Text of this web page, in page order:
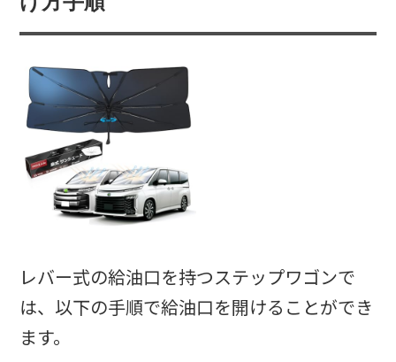
レバー式の給油口を持つステップワゴンで
は、以下の手順で給油口を開けることができ
ます。